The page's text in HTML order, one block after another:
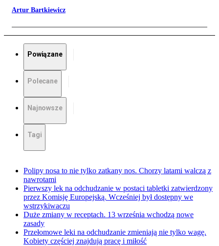
Artur Bartkiewicz
Powiązane
Polecane
Najnowsze
Tagi
Polipy nosa to nie tylko zatkany nos. Chorzy latami walczą z
nawrotami
Pierwszy lek na odchudzanie w postaci tabletki zatwierdzony
przez Komisję Europejską. Wcześniej był dostępny we
wstrzykiwaczu
Duże zmiany w receptach. 13 września wchodzą nowe
zasady
Przełomowe leki na odchudzanie zmieniają nie tylko wagę.
Kobiety częściej znajdują pracę i miłość